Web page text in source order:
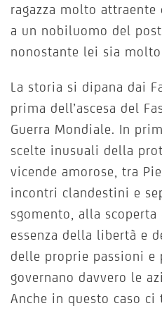
ragazza molto attraente
a un nobiluomo del
nonostante lei sia
La storia si dipana dai
prima dell’ascesa del
Guerra Mondiale. In
scelte inusuali della
vicende amorose, tra
incontri clandestini e
sgomento, alla
essenza della libertà e
delle proprie passioni e
governano davvero le
Anche in questo caso